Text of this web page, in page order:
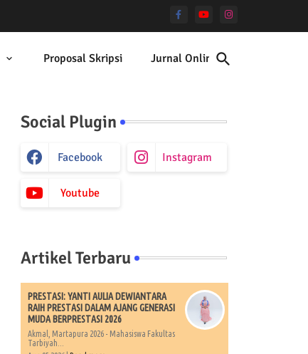
Proposal Skripsi Jurnal Online
Social Plugin
Facebook Instagram
Youtube
Artikel Terbaru
PRESTASI: YANTI AULIA DEWIANTARA
RAIH PRESTASI DALAM AJANG GENERASI
MUDA BERPRESTASI 2026
Akmal, Martapura 2026 - Mahasiswa Fakultas
Tarbiyah...